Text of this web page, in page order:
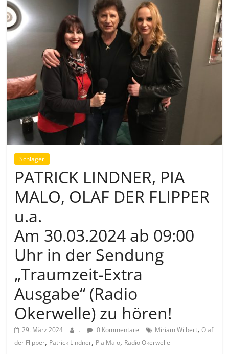
Schlager
PATRICK LINDNER, PIA
MALO, OLAF DER FLIPPER
u.a.
Am 30.03.2024 ab 09:00
Uhr in der Sendung
„Traumzeit-Extra
Ausgabe“ (Radio
Okerwelle) zu hören!
29. März 2024 . 0 Kommentare Miriam Wilbert,Olaf
der Flipper, Patrick Lindner, Pia Malo, Radio Okerwelle